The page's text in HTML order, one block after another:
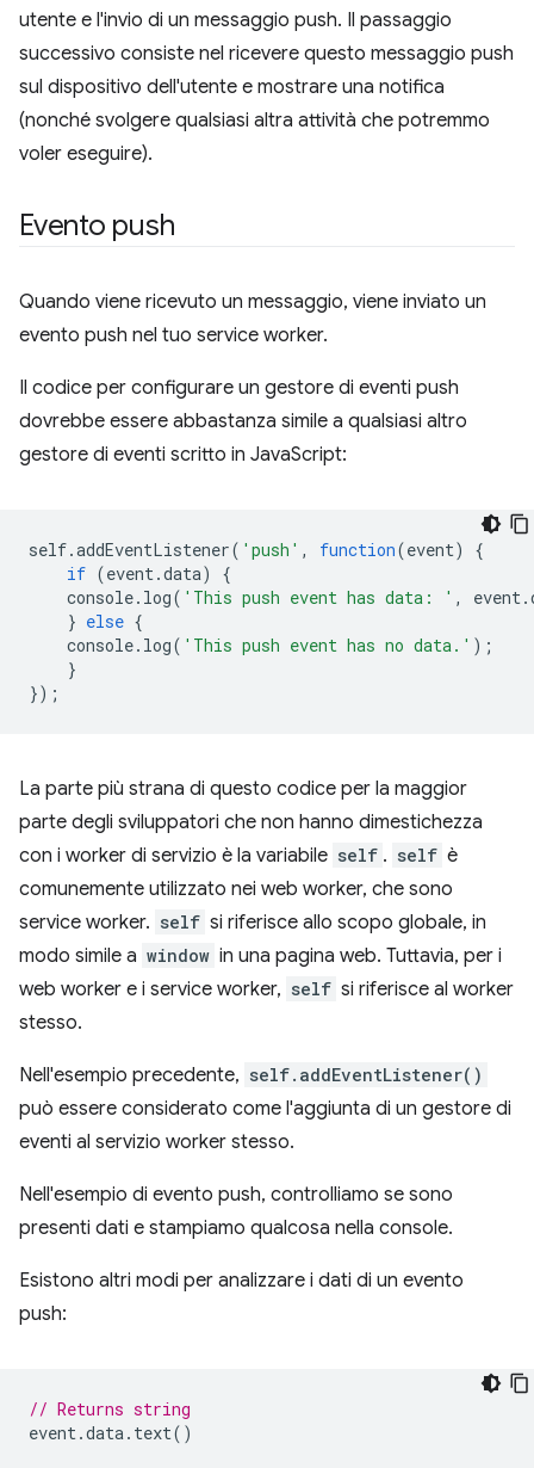
utente e l'invio di un messaggio push. Il passaggio
successivo consiste nel ricevere questo messaggio push
sul dispositivo dell'utente e mostrare una notifica
(nonché svolgere qualsiasi altra attività che potremmo
voler eseguire).
Evento push
Quando viene ricevuto un messaggio, viene inviato un
evento push nel tuo service worker.
Il codice per configurare un gestore di eventi push
dovrebbe essere abbastanza simile a qualsiasi altro
gestore di eventi scritto in JavaScript:
self.addEventListener( 'push' , function(event)
{
if (event.data)
{
console. log( 'This push event has data: ' , event.
} else {
console. log( 'This push event has no data.' );
}
});
La parte più strana di questo codice per la maggior
parte degli sviluppatori che non hanno dimestichezza
con i worker di servizio è la variabile self . self è
comunemente utilizzato nei web worker, che sono
service worker. self si riferisce allo scopo globale, in
modo simile a window in una pagina web. Tuttavia, per i
web worker e i service worker, self si riferisce al worker
stesso.
Nell'esempio precedente, self.addEventListener()
può essere considerato come l'aggiunta di un gestore di
eventi al servizio worker stesso.
Nell'esempio di evento push, controlliamo se sono
presenti dati e stampiamo qualcosa nella console.
Esistono altri modi per analizzare i dati di un evento
push:
// Returns string
event.data. text()